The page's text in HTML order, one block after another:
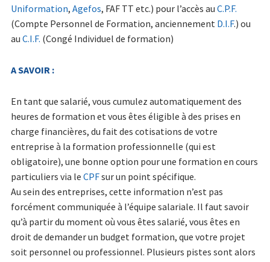
Infos pratiques
Planning en ligne
Photos
Planning en ligne
Contact
Contacts & Plan
A propos de Format Son
Adhérer à l’association
Exposez nous votre projet
Uniformation, Agefos, FAF TT etc.) pour l’accès au C.P.F.
(Compte Personnel de Formation, anciennementD.I.F.) ou
au C.I.F. (Congé Individuel de formation)
A SAVOIR :
En tant que salarié, vous cumulez automatiquement des
heures de formation et vous êtes éligible à des prises en
charge financières, du fait des cotisations de votre
entreprise à la formation professionnelle (qui est
obligatoire), une bonne option pour une formation en cours
particuliers via le CPFsur un point spécifique.
Au sein des entreprises, cette information n’est pas
forcément communiquée à l’équipe salariale. Il faut savoir
qu’à partir du moment où vous êtes salarié, vous êtes en
droit de demander un budget formation, que votre projet
soit personnel ou professionnel. Plusieurs pistes sont alors